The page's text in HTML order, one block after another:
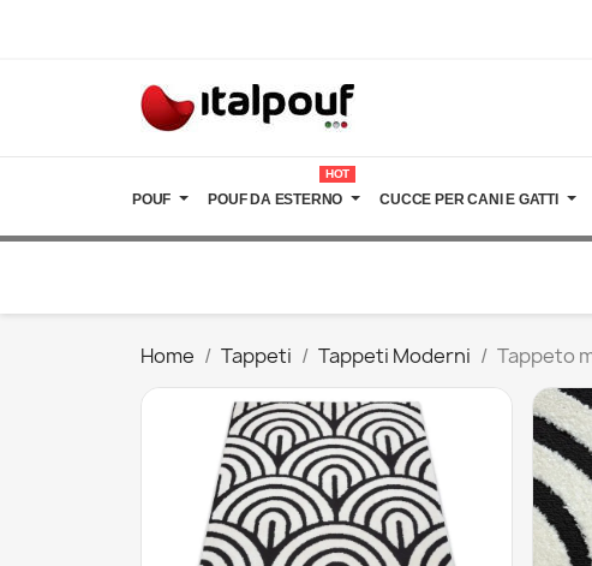
POUF POUF DA ESTERNO
HOT
CUCCE PER CANI E GATTI
Home Tappeti Tappeti Moderni Tappeto